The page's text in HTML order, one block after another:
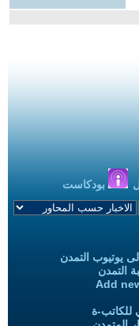
بودكاست
يوتيوب التمدن
التمدن
Add
للكاتب-ة